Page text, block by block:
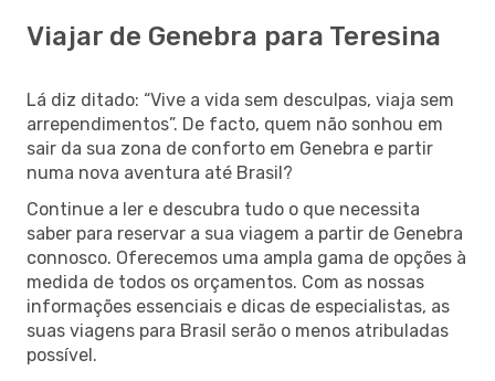
Viajar de Genebra para Teresina
Lá diz ditado: “Vive a vida sem desculpas, viaja sem
arrependimentos”. De facto, quem não sonhou em
sair da sua zona de conforto em Genebra e partir
numa nova aventura até Brasil?
Continue a ler e descubra tudo o que necessita
saber para reservar a sua viagem a partir de Genebra
connosco. Oferecemos uma ampla gama de opções à
medida de todos os orçamentos. Com as nossas
informações essenciais e dicas de especialistas, as
suas viagens para Brasil serão o menos atribuladas
possível.